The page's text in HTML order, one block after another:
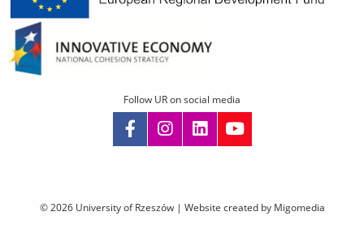
© 2026 University of Rzeszów | Website created by Migomedia
Follow UR on social media